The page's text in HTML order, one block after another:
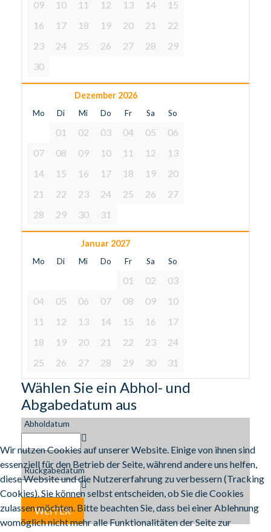
09
10 11 12 13 14
15
16
17 18 19 20 21
22
23
24 25 26 27 28
29
30
Dezember 2026
Mo Di Mi Do Fr Sa So
01 02 03 04 05
06
07
08 09 10 11 12
13
14
15 16 17 18 19
20
21
22 23 24 25 26
27
28
29 30 31
Januar 2027
Mo Di Mi Do Fr Sa So
01 02
03
04
05 06 07 08 09
10
11
12 13 14 15 16
17
18
19 20 21 22 23
24
25
26 27 28 29 30 31
Wählen Sie ein Abhol- und
Abgabedatum aus
Abholdatum
Rückgabedatum
Wir nutzen Cookies auf unserer Website. Einige von ihnen sind
essenziell für den Betrieb der Seite, während andere uns helfen,
diese Website und die Nutzererfahrung zu verbessern (Tracking
Cookies). Sie können selbst entscheiden, ob Sie die Cookies
zulassen möchten. Bitte beachten Sie, dass bei einer Ablehnung
womöglich nicht mehr alle Funktionalitäten der Seite zur